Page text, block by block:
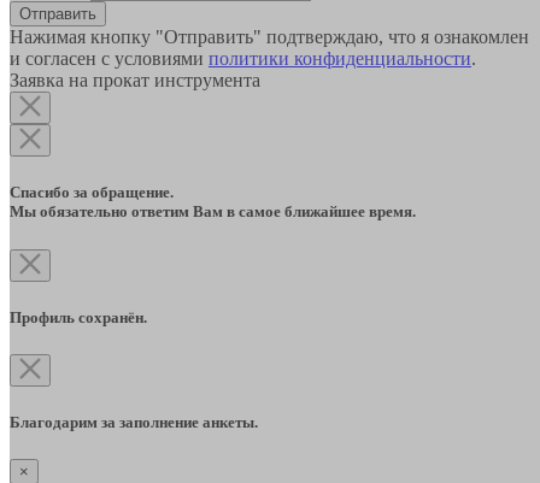
Отправить
Нажимая кнопку "Отправить" подтверждаю, что я ознакомлен
и согласен с условиями политики конфиденциальности.
Заявка на прокат инструмента
Спасибо за обращение.
Мы обязательно ответим Вам в самое ближайшее время.
Профиль сохранён.
Благодарим за заполнение анкеты.
×